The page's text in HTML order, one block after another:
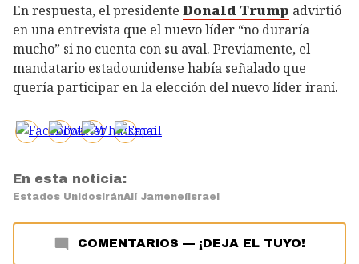
En respuesta, el presidente Donald Trump advirtió
en una entrevista que el nuevo líder “no duraría
mucho” si no cuenta con su aval. Previamente, el
mandatario estadounidense había señalado que
quería participar en la elección del nuevo líder iraní.
En esta noticia:
Estados UnidosIránAlí JameneíIsrael
COMENTARIOS — ¡DEJA EL TUYO!